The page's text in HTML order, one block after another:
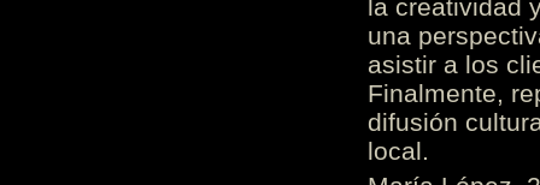
la creatividad
una
asistir a los
Finalmente,
difusión
local.